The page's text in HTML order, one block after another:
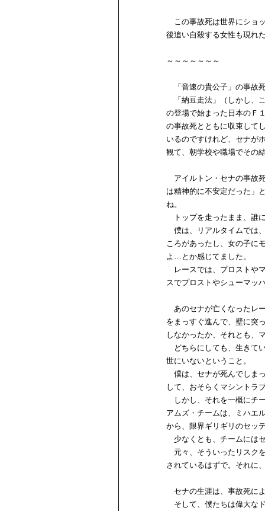
この事故死は世界にショ
後追い自殺する女性も現れ
～～～～～～～
「音速の貴公子」の事故
「納豆走法」（しかし、
の登場で始まった日本のＦ
の事故死とともに収束して
いるのですけれど、セナが
観て、朝学校や職場でその
アイルトン・セナの事故
は精神的に不安定だった」
ね。
トップを走ったまま、誰
僕は、リアルタイムでは
ころがあったし、女の子に
よ…とか感じてました。
レースでは、プロストや
スでプロストやシューマッ
あのセナが亡くなったレ
をまっすぐ進んで、壁に突
しなかったか、それとも、
どちらにしても、生きて
世にいないということ。
僕は、セナが死んでしま
して、おそらくマシントラ
しかし、それを一概にチ
アムズ・チームは、ミハエ
から、限界ギリギリのセッ
少なくとも、チームには
元々、そういったリスク
されているはずで。それに
セナの生涯は、事故死に
そして、僕たちは偉大な